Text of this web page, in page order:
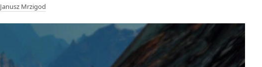
Janusz Mrzigod